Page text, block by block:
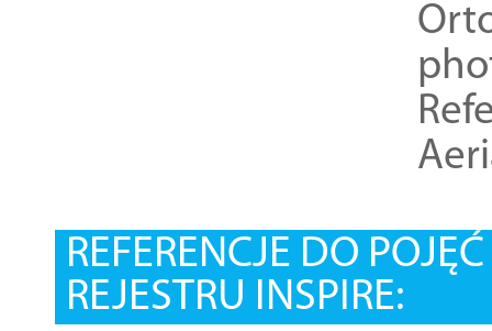
REFERENCJE DO
REJESTRU INSPIRE: